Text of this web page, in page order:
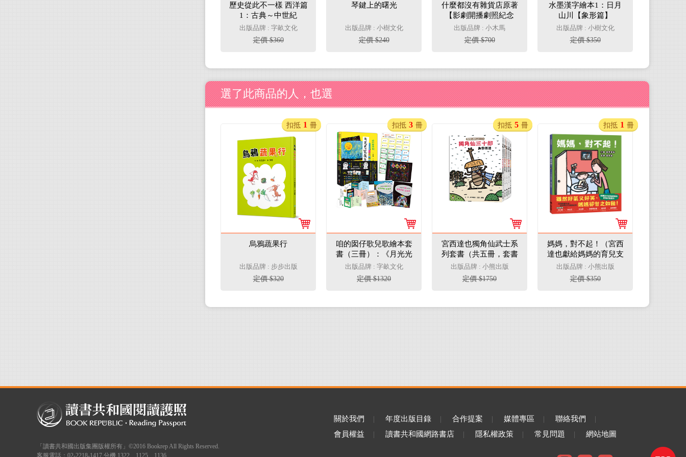
歷史從此不一樣 西洋篇
1：古典～中世紀
出版品牌 : 字畝文化
定價 $360
琴鍵上的曙光
出版品牌 : 小樹文化
定價 $240
什麼都沒有雜貨店原著
【影劇開播劇照紀念
版】（兩冊不分售）
出版品牌 : 小木馬
定價 $700
水墨漢字繪本1：日月
山川【象形篇】
出版品牌 : 小樹文化
定價 $350
選了此商品的人，也選
烏鴉蔬果行
出版品牌 : 步步出版
定價 $320
扣抵 1 冊
咱的囡仔歌兒歌繪本套
書（三冊）：《月光光
踅夜市》＋《菜瓜開
花》＋《山嘛驚寒》 ★
七大超值豪華組合：教
出版品牌 : 字畝文化
定價 $1320
扣抵 3 冊
宮西達也獨角仙武士系
列套書（共五冊，套書
加贈宮西達也獨家授權
獨角仙武士紙相撲遊戲
擂臺）
出版品牌 : 小熊出版
定價 $1750
扣抵 5 冊
媽媽，對不起！（宮西
達也獻給媽媽的育兒支
援繪本）
出版品牌 : 小熊出版
定價 $350
扣抵 1 冊
關於我們 | 年度出版目錄 | 合作提案 | 媒體專區 | 聯絡我們
|
會員權益
| 讀書共和國網路書店 | 隱私權政策 | 常見問題 | 網站地圖
「讀書共和國出版集團版權所有」©2016 Bookrep All Rights Reserved.
客服電話：02-2218-1417 分機 1322、1125、1136